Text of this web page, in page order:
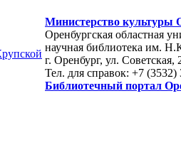
Министерство культуры
Оренбургская областная
научная библиотека им.
г. Оренбург, ул. Советская,
Тел. для справок: +7
Библиотечный портал